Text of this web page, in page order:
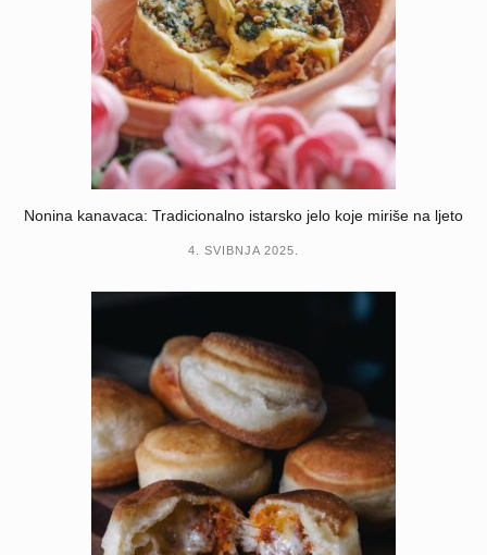
Nonina kanavaca: Tradicionalno istarsko jelo koje miriše na ljeto
4. SVIBNJA 2025.